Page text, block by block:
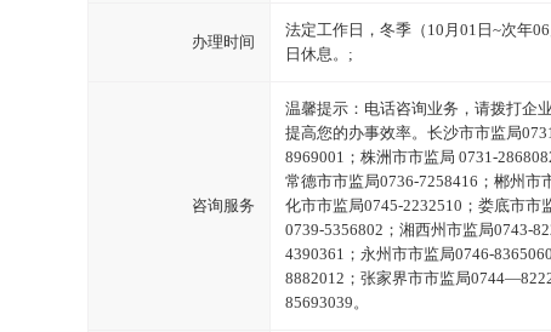
办理时间
法定工作日，冬季（10月01日~次年
日休息。;
咨询服务
温馨提示：电话咨询业务，请拨打企
提高您的办事效率。长沙市市监局
8969001；株洲市市监局 0731-
常德市市监局0736-7258416；郴州市
化市市监局0745-2232510；娄底市
0739-5356802；湘西州市监局0743-
4390361；永州市市监局0746-
8882012；张家界市市监局
85693039。